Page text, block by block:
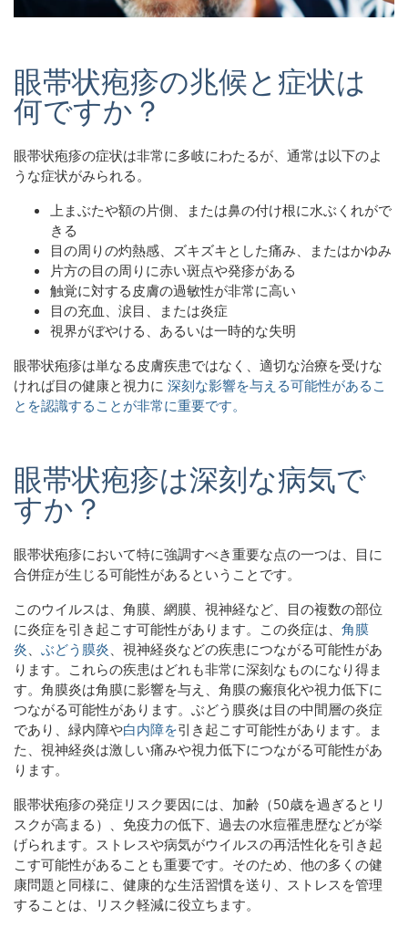
眼帯状疱疹の兆候と症状は
何ですか？
眼帯状疱疹の症状は非常に多岐にわたるが、通常は以下のよ
うな症状がみられる。
上まぶたや額の片側、または鼻の付け根に水ぶくれがで
きる
目の周りの灼熱感、ズキズキとした痛み、またはかゆみ
片方の目の周りに赤い斑点や発疹がある
触覚に対する皮膚の過敏性が非常に高い
目の充血、涙目、または炎症
視界がぼやける、あるいは一時的な失明
眼帯状疱疹は単なる皮膚疾患ではなく、 適切な治療を受けな
ければ目の健康と視力に 深刻な影響を与える可能性があるこ
とを認識することが非常に重要です。
眼帯状疱疹は深刻な病気で
すか？
眼帯状疱疹において特に強調すべき重要な点の一つは、目に
合併症が生じる可能性があるということです。
このウイルスは、角膜、網膜、視神経など、目の複数の部位
に炎症を引き起こす可能性があります。この炎症は、 角膜
炎
ぶどう膜炎 、視神経炎などの疾患につながる可能性があ
ります。これらの疾患はどれも非常に深刻なものになり得ま
す。角膜炎は角膜に影響を与え、角膜の瘢痕化や視力低下に
つながる可能性があります。ぶどう膜炎は目の中間層の炎症
であり、緑内障や白内障を引き起こす可能性があります。ま
た、視神経炎は激しい痛みや視力低下につながる可能性があ
ります。
眼帯状疱疹の発症リスク要因には、加齢（50歳を過ぎるとリ
スクが高まる）、免疫力の低下、過去の水痘罹患歴などが挙
げられます。ストレスや病気がウイルスの再活性化を引き起
こす可能性があることも重要です。そのため、他の多くの健
康問題と同様に、健康的な生活習慣を送り、ストレスを管理
することは、リスク軽減に役立ちます。